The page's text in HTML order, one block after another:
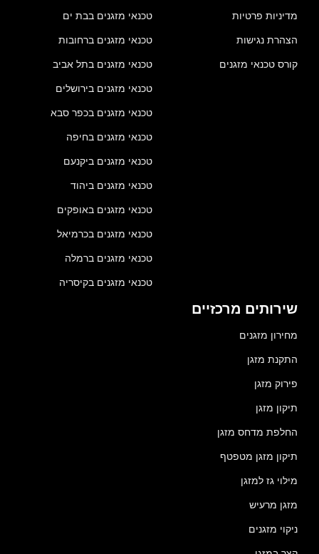
מדיניות פרטיות
הצהרת נגישות
קורס טכנאי מזגנים
טכנאי מזגנים בבת ים
טכנאי מזגנים ברחובות
טכנאי מזגנים בתל אביב
טכנאי מזגנים בירושלים
טכנאי מזגנים בכפר סבא
טכנאי מזגנים בחיפה
טכנאי מזגנים ביקנעם
טכנאי מזגנים ביהוד
טכנאי מזגנים באופקים
טכנאי מזגנים בכרמיאל
טכנאי מזגנים ברמלה
טכנאי מזגנים בקיסריה
שירותים מרכזיים
מחירון מזגנים
התקנת מזגן
פירוק מזגן
תיקון מזגן
החלפת מדחס מזגן
תיקון מזגן מטפטף
מילוי גז למזגן
מזגן מרעיש
ניקוי מזגנים